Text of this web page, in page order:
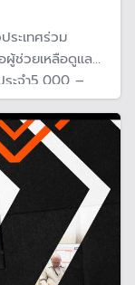
ระเทศร่วม
ผู้ช่วยเหลือดูแลผู้
ระจำ5,000 –
ขภาพชุมชน